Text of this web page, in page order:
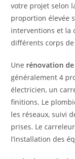
votre projet selon
proportion élevée
interventions et la
différents corps
Une rénovation
généralement 4
électricien, un
finitions. Le
les réseaux, suivi
prises. Le
l’installation des